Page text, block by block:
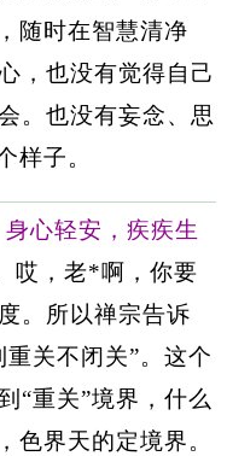
随时在智慧清净
，也没有觉得自己
。也没有妄念、思
样子。
心轻安，疾疾生
哎，老*啊，你要
。所以禅宗告诉
关不闭关”。这个
“重关”境界，什么
色界天的定境界。